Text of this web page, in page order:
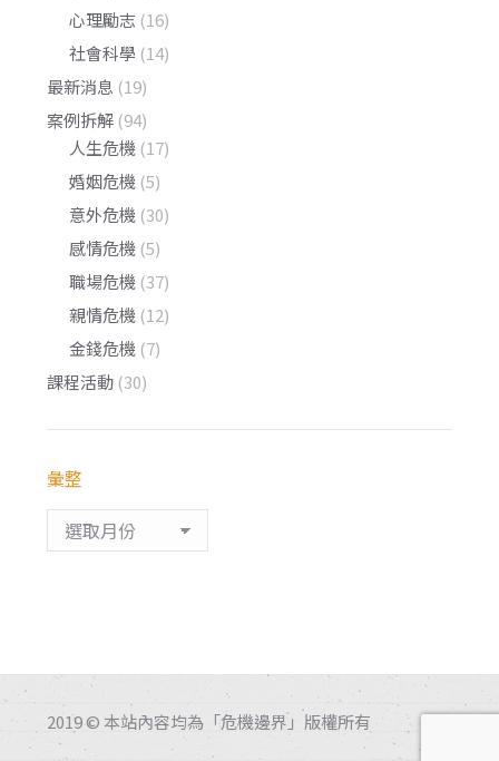
心理勵志 (16)
社會科學 (14)
最新消息 (19)
案例拆解 (94)
人生危機 (17)
婚姻危機 (5)
意外危機 (30)
感情危機 (5)
職場危機 (37)
親情危機 (12)
金錢危機 (7)
課程活動 (30)
彙整
整
2019 © 本站內容均為「危機邊界」版權所有